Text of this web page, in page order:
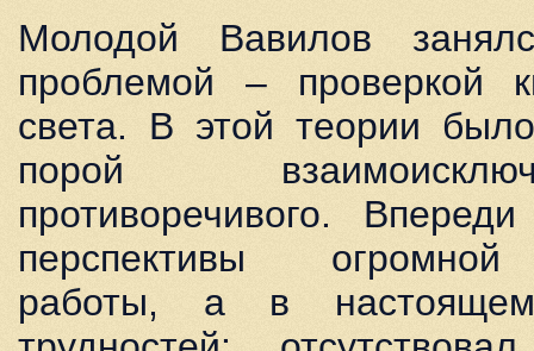
Молодой Вавилов
проблемой – проверкой
света. В этой теории
порой
противоречивого.
перспективы огромной
работы, а в